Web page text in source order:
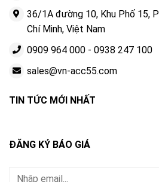
36/1A đường 10, Khu Phố 15,
Chí Minh, Việt Nam
0909 964 000 - 0938 247 100
sales@vn-acc55.com
TIN TỨC MỚI NHẤT
ĐĂNG KÝ BÁO GIÁ